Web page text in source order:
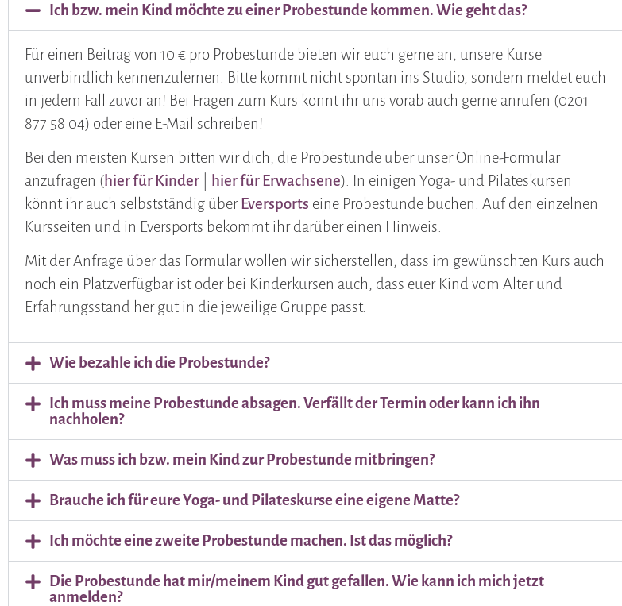
Ich bzw. mein Kind möchte zu einer Probestunde kommen. Wie geht das?
Für einen Beitrag von 10 € pro Probestunde bieten wir euch gerne an, unsere Kurse
unverbindlich kennenzulernen. Bitte kommt nicht spontan ins Studio, sondern meldet euch
in jedem Fall zuvor an! Bei Fragen zum Kurs könnt ihr uns vorab auch gerne anrufen (0201
877 58 04) oder eine E-Mail schreiben!
Bei den meisten Kursen bitten wir dich, die Probestunde über unser Online-Formular
anzufragen (hier für Kinder hier für Erwachsene). In einigen Yoga- und Pilateskursen
könnt ihr auch selbstständig überEversports eine Probestunde buchen. Auf den einzelnen
Kursseiten und in Eversports bekommt ihr darüber einen Hinweis.
Mit der Anfrage über das Formular wollen wir sicherstellen, dass im gewünschten Kurs auch
noch ein Platzverfügbar ist oder bei Kinderkursen auch, dass euer Kind vom Alter und
Erfahrungsstand her gut in die jeweilige Gruppe passt.
Wie bezahle ich die Probestunde?
Ich muss meine Probestunde absagen. Verfällt der Termin oder kann ich ihn
nachholen?
Was muss ich bzw. mein Kind zur Probestunde mitbringen?
Brauche ich für eure Yoga- und Pilateskurse eine eigene Matte?
Ich möchte eine zweite Probestunde machen. Ist das möglich?
Die Probestunde hat mir/meinem Kind gut gefallen. Wie kann ich mich jetzt
anmelden?